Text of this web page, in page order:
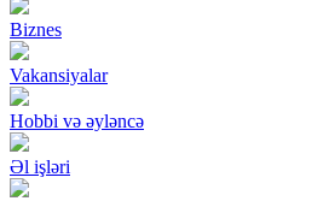
Biznes
Vakansiyalar
Hobbi və əyləncə
Əl işləri